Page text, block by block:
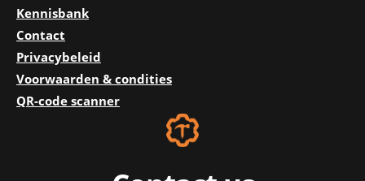
Kennisbank
Contact
Privacybeleid
Voorwaarden & condities
QR-code scanner